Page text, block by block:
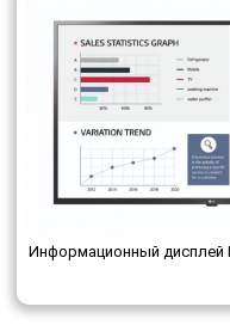
Информационный дисплей